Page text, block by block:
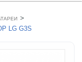
>
LG G3S